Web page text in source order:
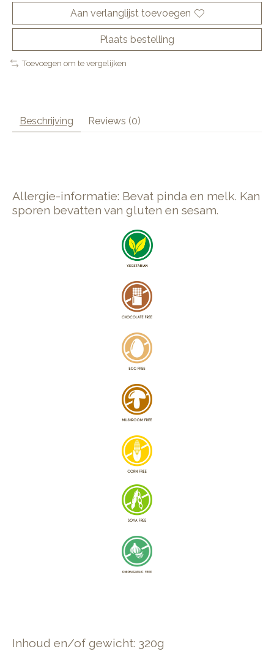
Aan verlanglijst toevoegen
Plaats bestelling
Toevoegen om te vergelijken
Beschrijving Reviews (0)
Allergie-informatie: Bevat pinda en melk. Kan
sporen bevatten van gluten en sesam.
Inhoud en/of gewicht: 320g